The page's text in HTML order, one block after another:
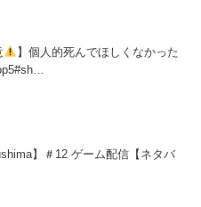
】個人的死んでほしくなかった
】＃12 ゲーム配信【ネタバ